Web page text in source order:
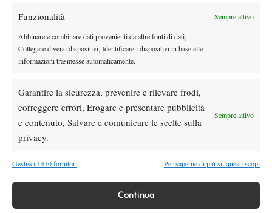
Funzionalità Sempre attivo
Abbinare e combinare dati provenienti da altre fonti di dati,
Collegare diversi dispositivi, Identificare i dispositivi in base alle
informazioni trasmesse automaticamente.
Garantire la sicurezza, prevenire e rilevare frodi,
correggere errori, Erogare e presentare pubblicità
e contenuto, Salvare e comunicare le scelte sulla
privacy.
Sempre attivo
Gestisci 1410 fornitori Per saperne di più su questi scopi
Continua
-Wimbledon (Erba) |
MONTEPREMI
13-19 Luglio
-WTA 250 Atene (Hard) |ENTRY LIST
20-26 Luglio
-WTA 250 Amburgo (Terra Rossa) |ENTRY LIST
MONTEPREMI
-WTA 250 Praga (Hard) |
-WTA 500 Washington (Hard) | ENTRY LIST|MONTEPREMI
-WTA 250 Memphis (Hard) |ENTRY LIST|MONTEPREMI
3-10 Agosto